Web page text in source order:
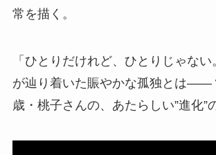
常を描く。
「ひとりだけれど、ひとりじゃな
が辿り着いた賑やかな孤独とは――
歳・桃子さんの、あたらしい”進化”